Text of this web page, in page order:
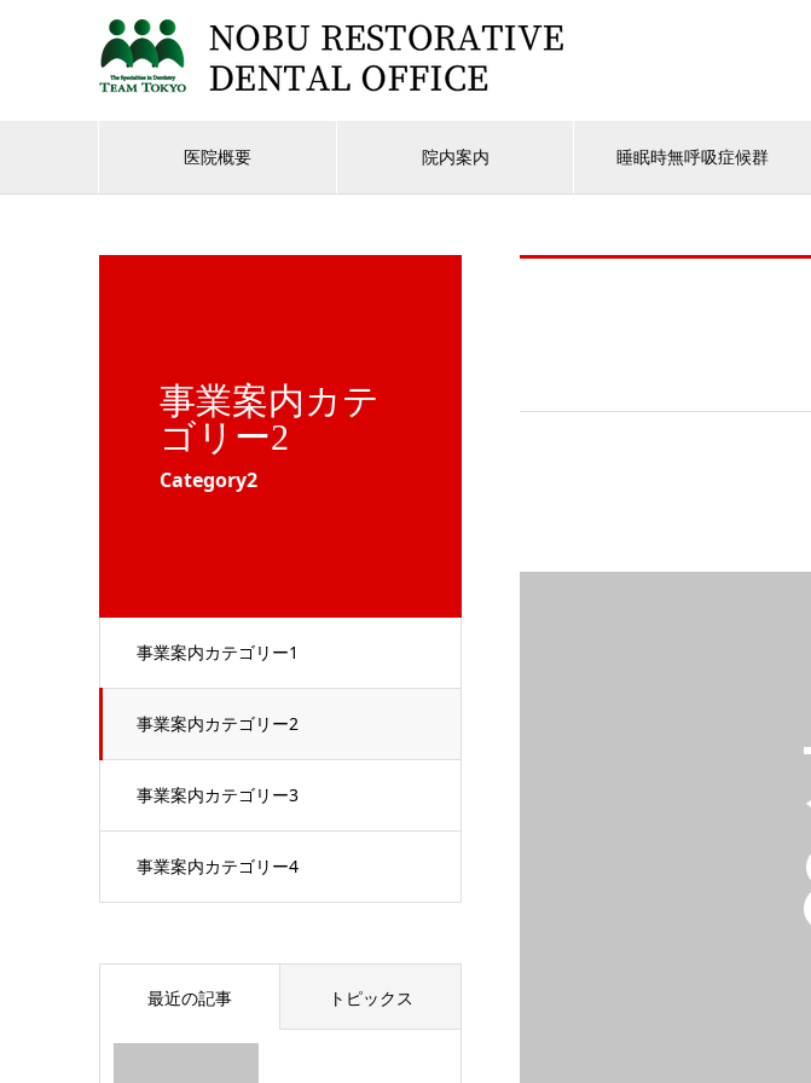
医院概要 院内案内 睡眠時無呼吸症候群
事業案内カテ
ゴリー2
Category2
事業案内カテゴリー1
事業案内カテゴリー2
事業案内カテゴリー3
事業案内カテゴリー4
最近の記事 トピックス